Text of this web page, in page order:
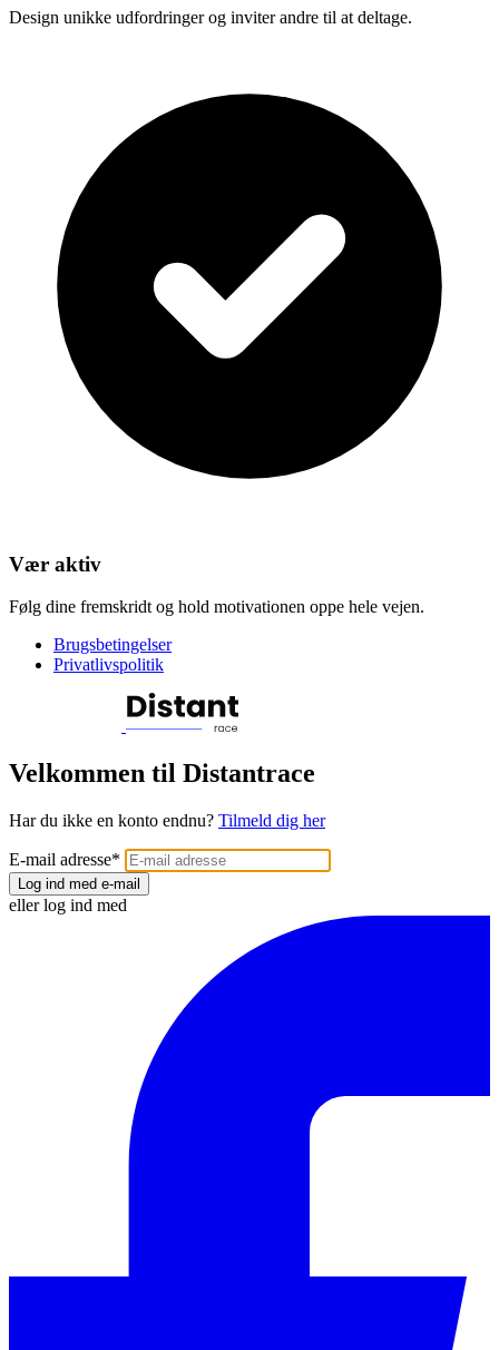
Design unikke udfordringer og inviter andre til at deltage.
Vær aktiv
Følg dine fremskridt og hold motivationen oppe hele vejen.
Brugsbetingelser
Privatlivspolitik
Velkommen til Distantrace
Har du ikke en konto endnu? Tilmeld dig her
E-mail adresse*
Log ind med e-mail
eller log ind med